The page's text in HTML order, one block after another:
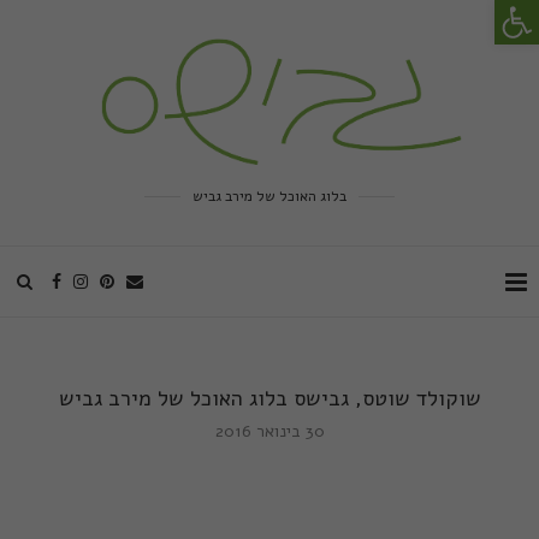
בלוג האוכל של מירב גביש
שוקולד שוטס, גבישס בלוג האוכל של מירב גביש
30 בינואר 2016